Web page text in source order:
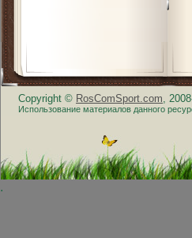
Copyright © RosComSport.com,
Использование материалов данного
.